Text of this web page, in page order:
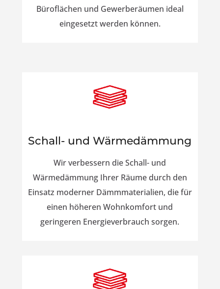
Büroflächen und Gewerberäumen ideal
eingesetzt werden können.
Schall- und Wärmedämmung
Wir verbessern die Schall- und
Wärmedämmung Ihrer Räume durch den
Einsatz moderner Dämmmaterialien, die für
einen höheren Wohnkomfort und
geringeren Energieverbrauch sorgen.